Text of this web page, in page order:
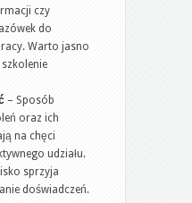
czy
do
Warto jasno
– Sposób
oraz ich
na chęci
udziału.
sprzyja
doświadczeń.